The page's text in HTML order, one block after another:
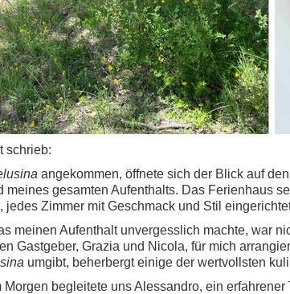
schrieb:
angekommen, öffnete sich der Blick auf
meines gesamten Aufenthalts. Das Ferienhaus
jedes Zimmer mit Geschmack und Stil
meinen Aufenthalt unvergesslich machte, war
Gastgeber, Grazia und Nicola, für mich
umgibt, beherbergt einige der wertvollsten
Morgen begleitete uns Alessandro, ein